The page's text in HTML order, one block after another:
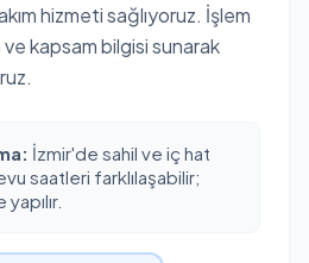
hizmeti sağlıyoruz. İşlem
kapsam bilgisi sunarak
İzmir'de sahil ve iç hat
saatleri farklılaşabilir;